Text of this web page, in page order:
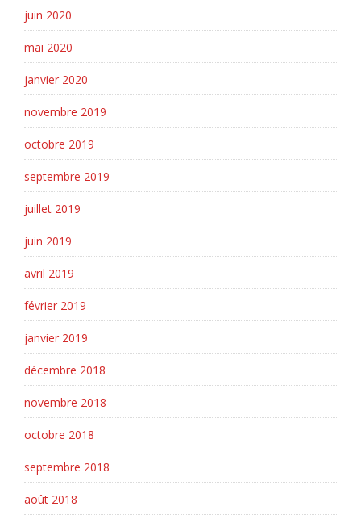
juin 2020
mai 2020
janvier 2020
novembre 2019
octobre 2019
septembre 2019
juillet 2019
juin 2019
avril 2019
février 2019
janvier 2019
décembre 2018
novembre 2018
octobre 2018
septembre 2018
août 2018